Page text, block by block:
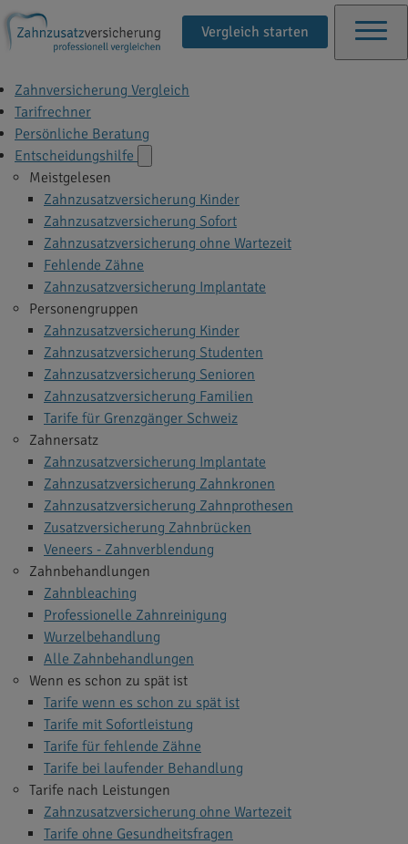
Vergleich starten
Zahnversicherung Vergleich
Tarifrechner
Persönliche Beratung
Entscheidungshilfe
Meistgelesen
Zahnzusatzversicherung Kinder
Zahnzusatzversicherung Sofort
Zahnzusatzversicherung ohne Wartezeit
Fehlende Zähne
Zahnzusatzversicherung Implantate
Personengruppen
Zahnzusatzversicherung Kinder
Zahnzusatzversicherung Studenten
Zahnzusatzversicherung Senioren
Zahnzusatzversicherung Familien
Tarife für Grenzgänger Schweiz
Zahnersatz
Zahnzusatzversicherung Implantate
Zahnzusatzversicherung Zahnkronen
Zahnzusatzversicherung Zahnprothesen
Zusatzversicherung Zahnbrücken
Veneers - Zahnverblendung
Zahnbehandlungen
Zahnbleaching
Professionelle Zahnreinigung
Wurzelbehandlung
Alle Zahnbehandlungen
Wenn es schon zu spät ist
Tarife wenn es schon zu spät ist
Tarife mit Sofortleistung
Tarife für fehlende Zähne
Tarife bei laufender Behandlung
Tarife nach Leistungen
Zahnzusatzversicherung ohne Wartezeit
Tarife ohne Gesundheitsfragen